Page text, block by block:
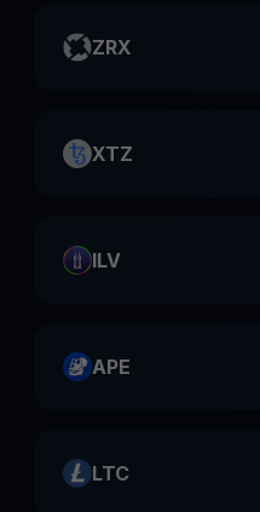
ZRX
XTZ
ILV
APE
LTC